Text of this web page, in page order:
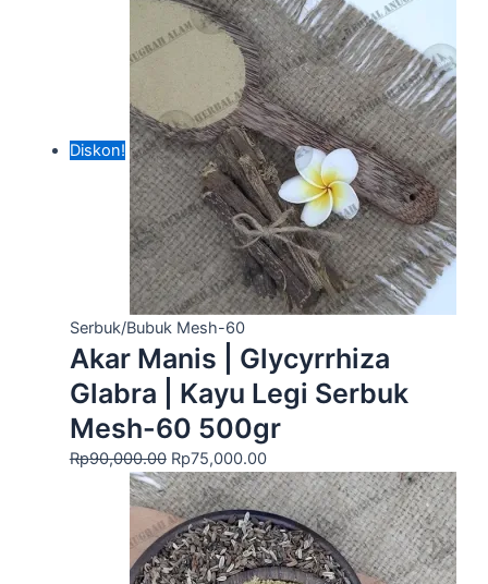
Diskon!
Serbuk/Bubuk Mesh-60
Akar Manis | Glycyrrhiza
Glabra | Kayu Legi Serbuk
Mesh-60 500gr
Rp90,000.00 Rp75,000.00